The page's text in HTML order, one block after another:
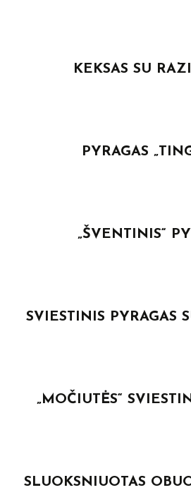
KEKSAS SU
PYRAGAS
„ŠVENTINIS“
SVIESTINIS PYRAGAS
„MOČIUTĖS“
SLUOKSNIUOTAS